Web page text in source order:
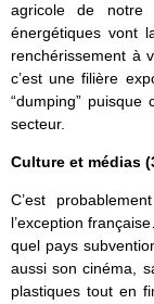
agricole de
énergétiques vont
renchérissement à
c’est une filière
“dumping” puisque
secteur.
Culture et médias
C’est
l’exception
quel pays
aussi son cinéma,
plastiques tout en